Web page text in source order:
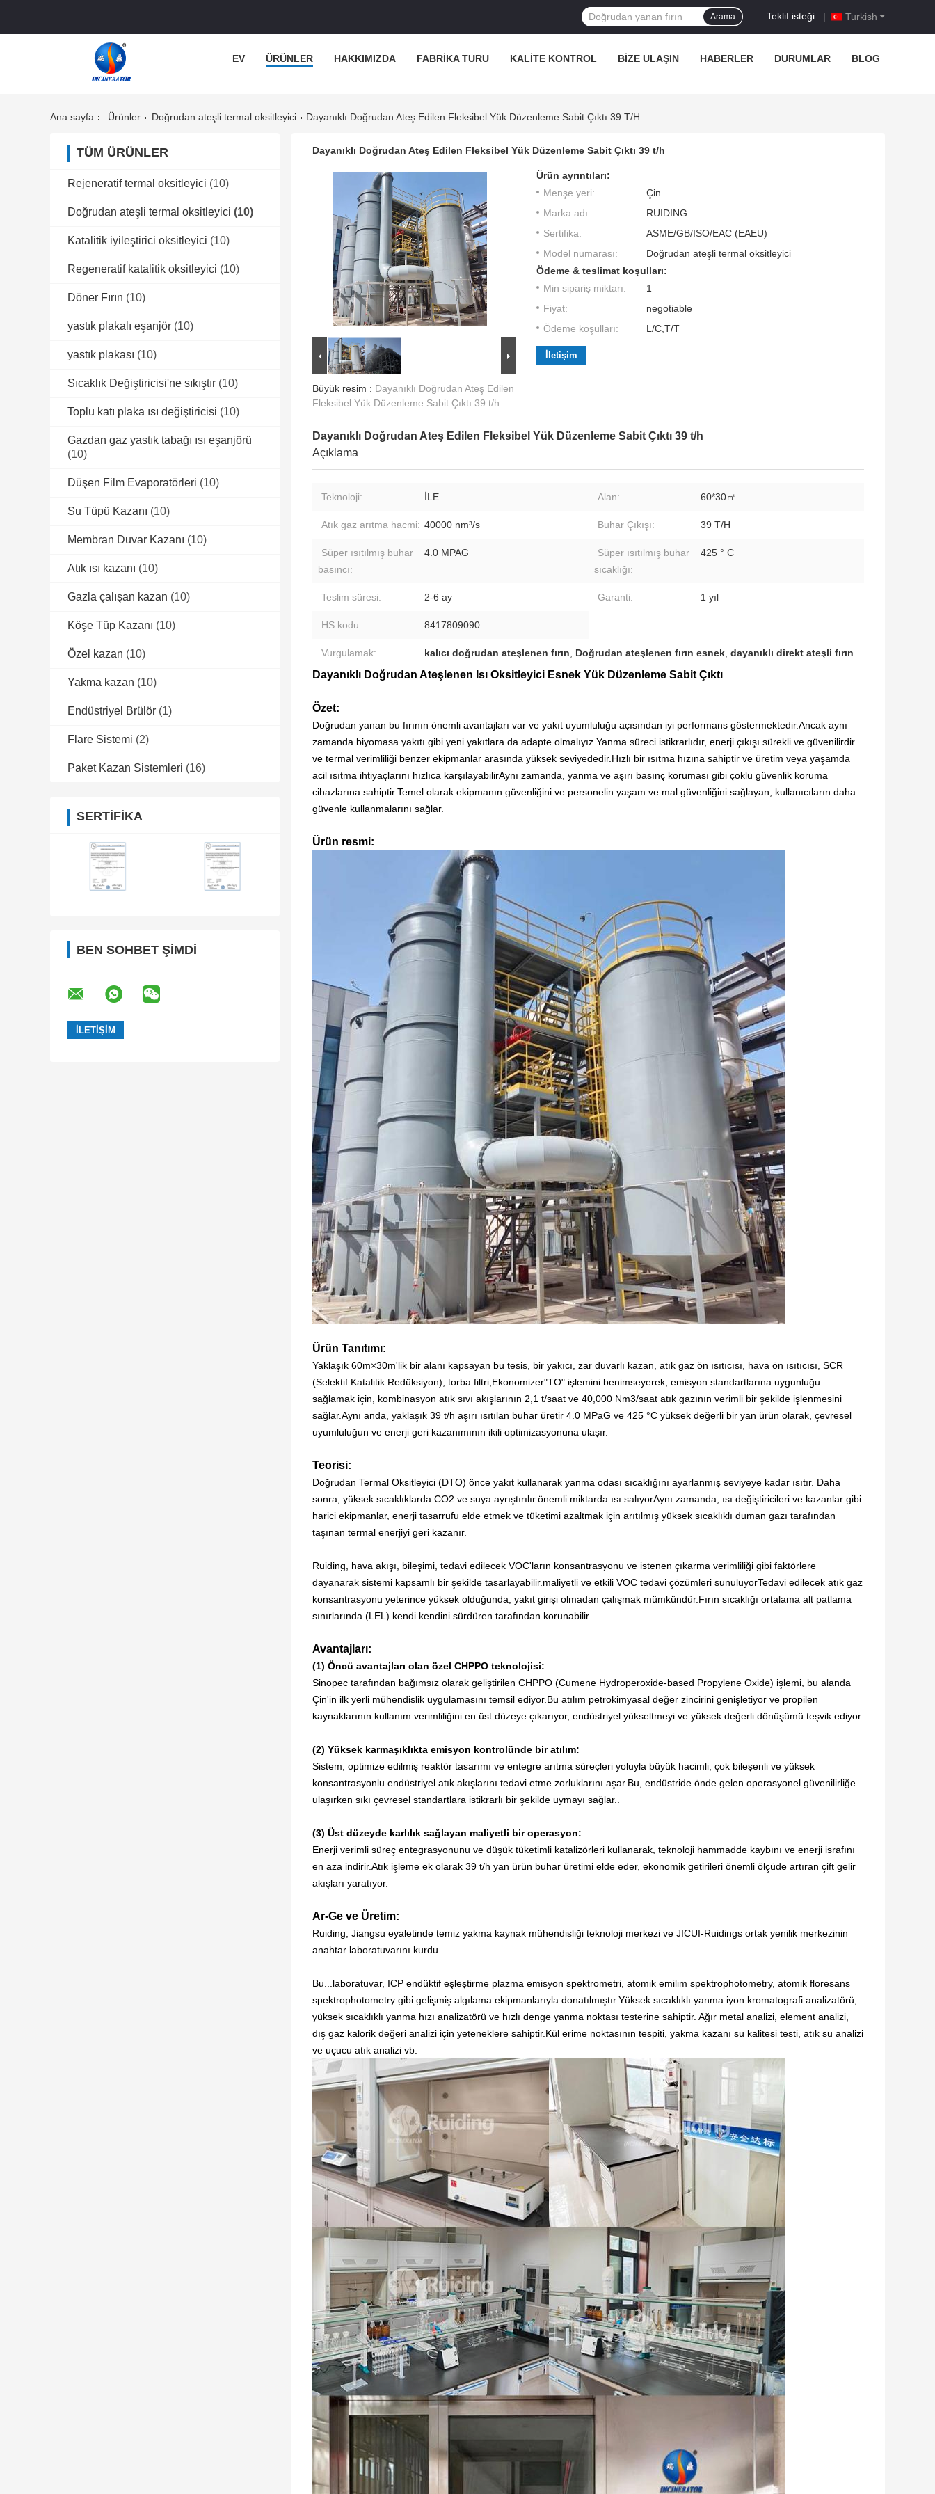
Turkish
Teklif isteği |
Arama
EV ÜRÜNLER HAKKIMIZDA FABRIKA TURU KALITE KONTROL BIZE ULAŞIN HABERLER DURUMLAR BLOG
Ana sayfa Ürünler Doğrudan ateşli termal oksitleyici Dayanıklı Doğrudan Ateş Edilen Fleksibel Yük Düzenleme Sabit Çıktı 39 T/h
TÜM ÜRÜNLER
Rejeneratif termal oksitleyici (10)
Doğrudan ateşli termal oksitleyici (10)
Katalitik iyileştirici oksitleyici (10)
Regeneratif katalitik oksitleyici (10)
Döner Fırın (10)
yastık plakalı eşanjör (10)
yastık plakası (10)
Sıcaklık Değiştiricisi'ne sıkıştır (10)
Toplu katı plaka ısı değiştiricisi (10)
Gazdan gaz yastık tabağı ısı eşanjörü
(10)
Düşen Film Evaporatörleri (10)
Su Tüpü Kazanı (10)
Membran Duvar Kazanı (10)
Atık ısı kazanı (10)
Gazla çalışan kazan (10)
Köşe Tüp Kazanı (10)
Özel kazan (10)
Yakma kazan (10)
Endüstriyel Brülör (1)
Flare Sistemi (2)
Paket Kazan Sistemleri (16)
SERTIFIKA
BEN SOHBET ŞIMDI
Dayanıklı Doğrudan Ateş Edilen Fleksibel Yük Düzenleme Sabit Çıktı 39 t/h
Büyük resim : Dayanıklı Doğrudan Ateş Edilen
Fleksibel Yük Düzenleme Sabit Çıktı 39 t/h
Ürün ayrıntıları:
Menşe yeri:
Çin
Marka adı:
RUIDING
Sertifika:
ASME/GB/ISO/EAC (EAEU)
Model numarası:
Doğrudan ateşli termal oksitleyici
Ödeme & teslimat koşulları:
Min sipariş miktarı:
1
Fiyat:
negotiable
Ödeme koşulları:
L/C,T/T
İletişim
Dayanıklı Doğrudan Ateş Edilen Fleksibel Yük Düzenleme Sabit Çıktı 39 t/h
Açıklama
Teknoloji: İLE Alan: 60*30㎡
Atık gaz arıtma hacmi: 40000 nm³/s Buhar Çıkışı: 39 T/H
Süper ısıtılmış buhar
basıncı:
4.0 MPAG
Süper ısıtılmış buhar
sıcaklığı:
425 ° C
Teslim süresi: 2-6 ay Garanti: 1 yıl
HS kodu: 8417809090
Vurgulamak: kalıcı doğrudan ateşlenen fırın, Doğrudan ateşlenen fırın esnek, dayanıklı direkt ateşli fırın
Dayanıklı Doğrudan Ateşlenen Isı Oksitleyici Esnek Yük Düzenleme Sabit Çıktı
Özet:
Doğrudan yanan bu fırının önemli avantajları var ve yakıt uyumluluğu açısından iyi performans göstermektedir.Ancak aynı
zamanda biyomasa yakıtı gibi yeni yakıtlara da adapte olmalıyız.Yanma süreci istikrarlıdır, enerji çıkışı sürekli ve güvenilirdir
ve termal verimliliği benzer ekipmanlar arasında yüksek seviyededir.Hızlı bir ısıtma hızına sahiptir ve üretim veya yaşamda
acil ısıtma ihtiyaçlarını hızlıca karşılayabilirAynı zamanda, yanma ve aşırı basınç koruması gibi çoklu güvenlik koruma
cihazlarına sahiptir.Temel olarak ekipmanın güvenliğini ve personelin yaşam ve mal güvenliğini sağlayan, kullanıcıların daha
güvenle kullanmalarını sağlar.
Ürün resmi:
Ürün Tanıtımı:
Yaklaşık 60m×30m'lik bir alanı kapsayan bu tesis, bir yakıcı, zar duvarlı kazan, atık gaz ön ısıtıcısı, hava ön ısıtıcısı, SCR
(Selektif Katalitik Redüksiyon), torba filtri,Ekonomizer"TO" işlemini benimseyerek, emisyon standartlarına uygunluğu
sağlamak için, kombinasyon atık sıvı akışlarının 2,1 t/saat ve 40,000 Nm3/saat atık gazının verimli bir şekilde işlenmesini
sağlar.Aynı anda, yaklaşık 39 t/h aşırı ısıtılan buhar üretir 4.0 MPaG ve 425 °C yüksek değerli bir yan ürün olarak, çevresel
uyumluluğun ve enerji geri kazanımının ikili optimizasyonuna ulaşır.
Teorisi:
Doğrudan Termal Oksitleyici (DTO) önce yakıt kullanarak yanma odası sıcaklığını ayarlanmış seviyeye kadar ısıtır. Daha
sonra, yüksek sıcaklıklarda CO2 ve suya ayrıştırılır.önemli miktarda ısı salıyorAynı zamanda, ısı değiştiricileri ve kazanlar gibi
harici ekipmanlar, enerji tasarrufu elde etmek ve tüketimi azaltmak için arıtılmış yüksek sıcaklıklı duman gazı tarafından
taşınan termal enerjiyi geri kazanır.
Ruiding, hava akışı, bileşimi, tedavi edilecek VOC'ların konsantrasyonu ve istenen çıkarma verimliliği gibi faktörlere
dayanarak sistemi kapsamlı bir şekilde tasarlayabilir.maliyetli ve etkili VOC tedavi çözümleri sunuluyorTedavi edilecek atık gaz
konsantrasyonu yeterince yüksek olduğunda, yakıt girişi olmadan çalışmak mümkündür.Fırın sıcaklığı ortalama alt patlama
sınırlarında (LEL) kendi kendini sürdüren tarafından korunabilir.
Avantajları:
(1) Öncü avantajları olan özel CHPPO teknolojisi:
Sinopec tarafından bağımsız olarak geliştirilen CHPPO (Cumene Hydroperoxide-based Propylene Oxide) işlemi, bu alanda
Çin'in ilk yerli mühendislik uygulamasını temsil ediyor.Bu atılım petrokimyasal değer zincirini genişletiyor ve propilen
kaynaklarının kullanım verimliliğini en üst düzeye çıkarıyor, endüstriyel yükseltmeyi ve yüksek değerli dönüşümü teşvik ediyor.
(2) Yüksek karmaşıklıkta emisyon kontrolünde bir atılım:
Sistem, optimize edilmiş reaktör tasarımı ve entegre arıtma süreçleri yoluyla büyük hacimli, çok bileşenli ve yüksek
konsantrasyonlu endüstriyel atık akışlarını tedavi etme zorluklarını aşar.Bu, endüstride önde gelen operasyonel güvenilirliğe
ulaşırken sıkı çevresel standartlara istikrarlı bir şekilde uymayı sağlar..
(3) Üst düzeyde karlılık sağlayan maliyetli bir operasyon:
Enerji verimli süreç entegrasyonunu ve düşük tüketimli katalizörleri kullanarak, teknoloji hammadde kaybını ve enerji israfını
en aza indirir.Atık işleme ek olarak 39 t/h yan ürün buhar üretimi elde eder, ekonomik getirileri önemli ölçüde artıran çift gelir
akışları yaratıyor.
Ar-Ge ve Üretim:
Ruiding, Jiangsu eyaletinde temiz yakma kaynak mühendisliği teknoloji merkezi ve JICUI-Ruidings ortak yenilik merkezinin
anahtar laboratuvarını kurdu.
Bu...laboratuvar, ICP endüktif eşleştirme plazma emisyon spektrometri, atomik emilim spektrophotometry, atomik floresans
spektrophotometry gibi gelişmiş algılama ekipmanlarıyla donatılmıştır.Yüksek sıcaklıklı yanma iyon kromatografi analizatörü,
yüksek sıcaklıklı yanma hızı analizatörü ve hızlı denge yanma noktası testerine sahiptir. Ağır metal analizi, element analizi,
dış gaz kalorik değeri analizi için yeteneklere sahiptir.Kül erime noktasının tespiti, yakma kazanı su kalitesi testi, atık su analizi
ve uçucu atık analizi vb.